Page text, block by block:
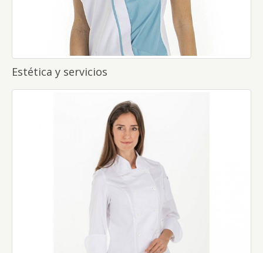
Estética y servicios